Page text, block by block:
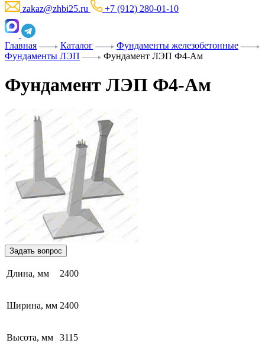
zakaz@zhbi25.ru
+7 (912) 280-01-10
Главная Каталог
Фундаменты железобетонные
Фундаменты ЛЭП
Фундамент ЛЭП Ф4-Ам
Фундамент ЛЭП Ф4-Ам
Задать вопрос
Длина, мм 2400
Ширина, мм 2400
Высота, мм 3115